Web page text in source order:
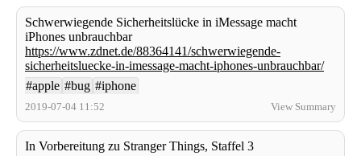
Schwerwiegende Sicherheitslücke in iMessage macht
iPhones unbrauchbar
https://www.zdnet.de/88364141/schwerwiegende-
sicherheitsluecke-in-imessage-macht-iphones-unbrauchbar/
#apple #bug #iphone
2019-07-04 11:52 View Summary
In Vorbereitung zu Stranger Things, Staffel 3